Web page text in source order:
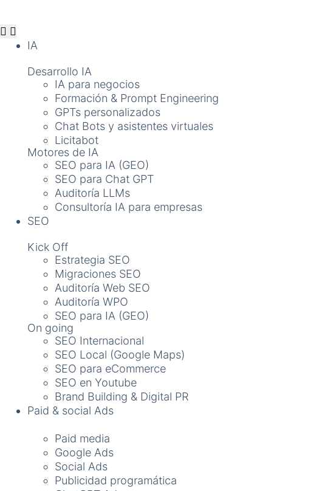
IA
Desarrollo IA
IA para negocios
Formación & Prompt Engineering
GPTs personalizados
Chat Bots y asistentes virtuales
Licitabot
Motores de IA
SEO para IA (GEO)
SEO para Chat GPT
Auditoría LLMs
Consultoría IA para empresas
SEO
Kick Off
Estrategia SEO
Migraciones SEO
Auditoría Web SEO
Auditoría WPO
SEO para IA (GEO)
On going
SEO Internacional
SEO Local (Google Maps)
SEO para eCommerce
SEO en Youtube
Brand Building & Digital PR
Paid & social Ads
Paid media
Google Ads
Social Ads
Publicidad programática